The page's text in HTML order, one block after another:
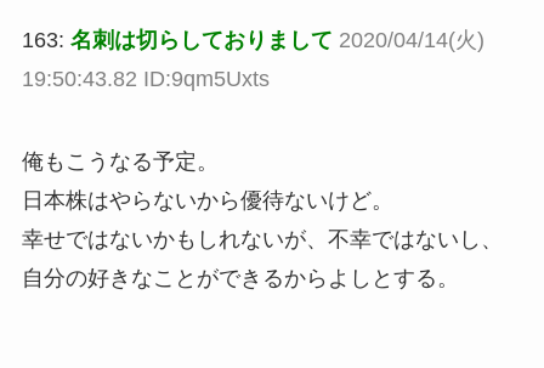
163: 名刺は切らしておりまして 2020/04/14(火)
19:50:43.82 ID:9qm5Uxts
俺もこうなる予定。
日本株はやらないから優待ないけど。
幸せではないかもしれないが、不幸ではないし、
自分の好きなことができるからよしとする。